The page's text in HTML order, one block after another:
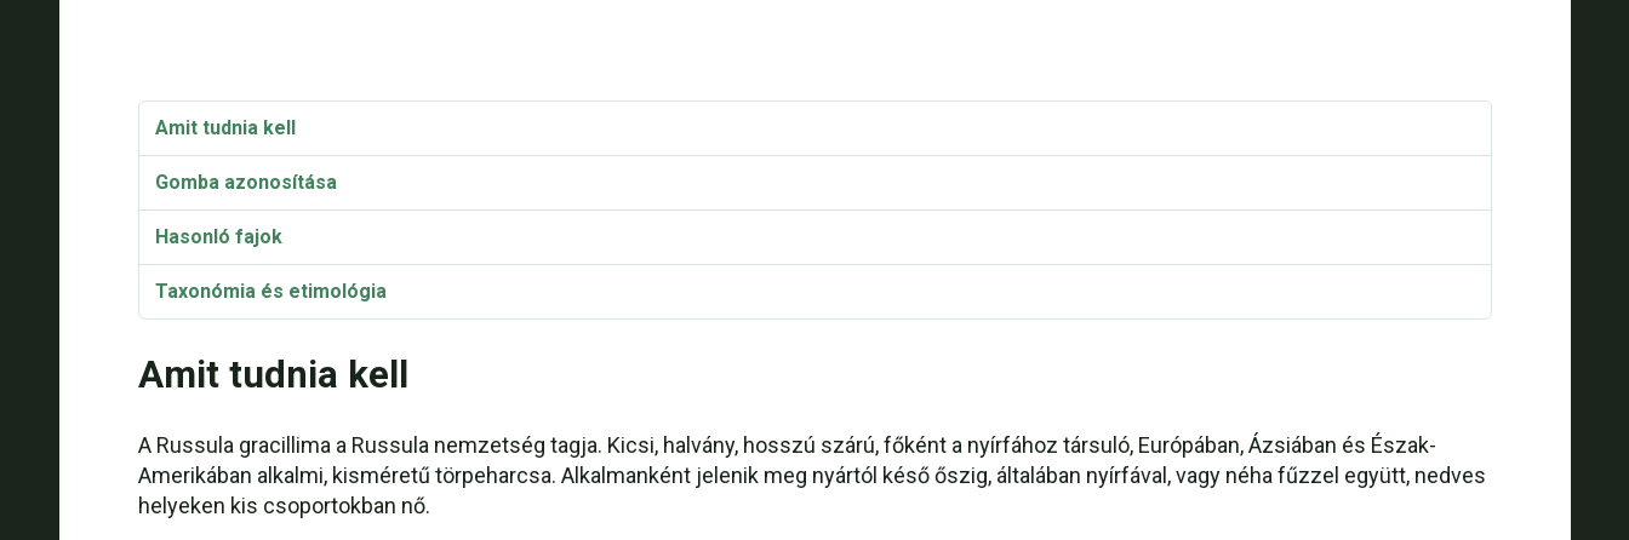
Amit tudnia kell
Gomba azonosítása
Hasonló fajok
Taxonómia és etimológia
Amit tudnia kell
A Russula gracillima a Russula nemzetség tagja. Kicsi, halvány, hosszú szárú, főként a nyírfához társuló, Európában, Ázsiában és Észak-
Amerikában alkalmi, kisméretű törpeharcsa. Alkalmanként jelenik meg nyártól késő őszig, általában nyírfával, vagy néha fűzzel együtt, nedves
helyeken kis csoportokban nő.